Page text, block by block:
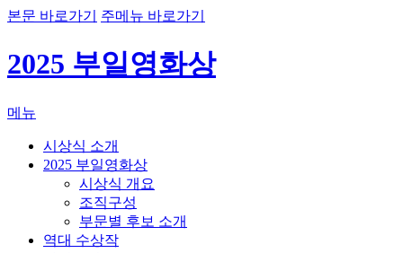
본문 바로가기 주메뉴 바로가기
2025 부일영화상
메뉴
시상식 소개
2025 부일영화상
시상식 개요
조직구성
부문별 후보 소개
역대 수상작